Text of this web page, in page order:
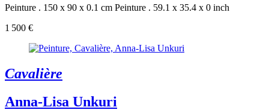
Peinture . 150 x 90 x 0.1 cm Peinture . 59.1 x 35.4 x 0 inch
1 500 €
Cavalière
Anna-Lisa Unkuri